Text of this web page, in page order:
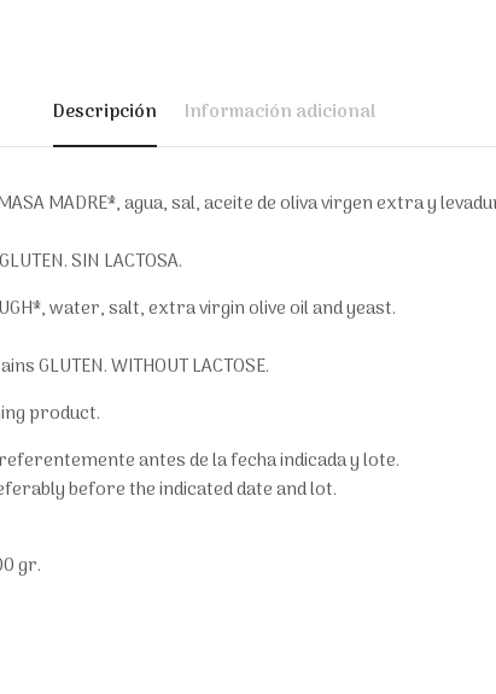
Descripción Información adicional
MADRE*, agua, sal, aceite de oliva virgen extra y
SIN LACTOSA.
water, salt, extra virgin olive oil and yeast.
GLUTEN. WITHOUT LACTOSE.
product.
antes de la fecha indicada y lote.
before the indicated date and lot.
gr.